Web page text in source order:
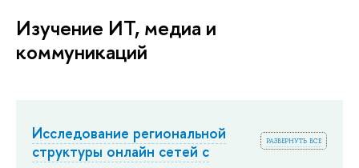
Изучение ИТ, медиа и
коммуникаций
развернуть все
Исследование региональной
структуры онлайн сетей с